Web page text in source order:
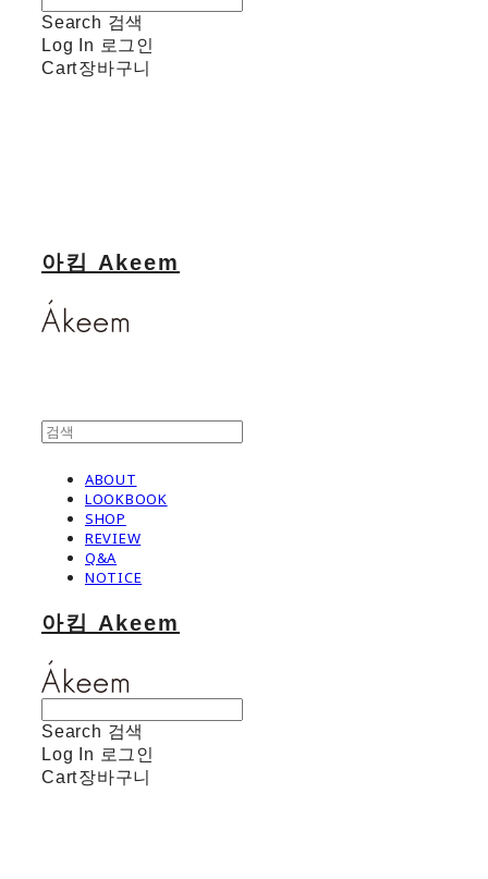
Search 검색
Log In 로그인
Cart장바구니
아킴 Akeem
ABOUT
LOOKBOOK
SHOP
REVIEW
Q&A
NOTICE
아킴 Akeem
Search 검색
Log In 로그인
Cart장바구니